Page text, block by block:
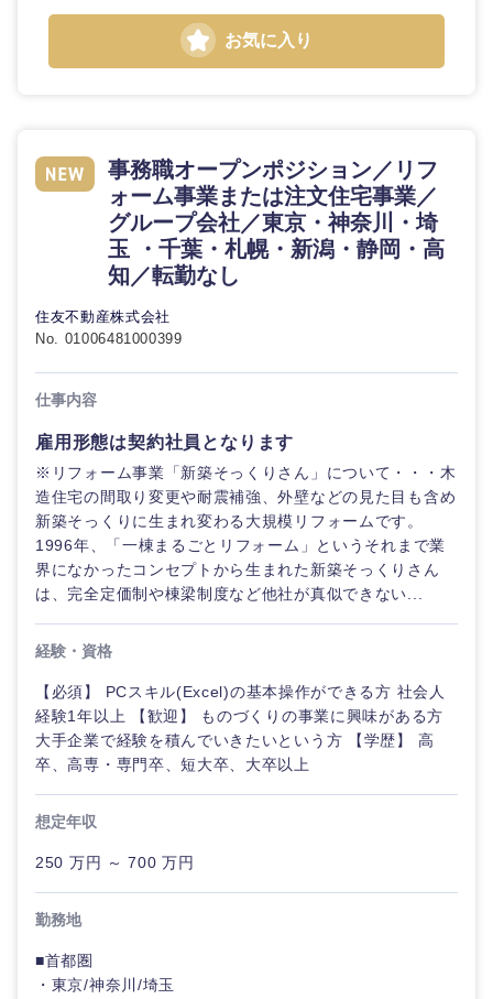
お気に入り
事務職オープンポジション／リフ
ォーム事業または注文住宅事業／
グループ会社／東京・神奈川・埼
玉 ・千葉・札幌・新潟・静岡・高
知／転勤なし
住友不動産株式会社
No. 01006481000399
仕事内容
雇用形態は契約社員となります
※リフォーム事業「新築そっくりさん」について・・・木
造住宅の間取り変更や耐震補強、外壁などの見た目も含め
新築そっくりに生まれ変わる大規模リフォームです。
1996年、「一棟まるごとリフォーム」というそれまで業
界になかったコンセプトから生まれた新築そっくりさん
は、完全定価制や棟梁制度など他社が真似できない...
経験・資格
【必須】 PCスキル(Excel)の基本操作ができる方 社会人
経験1年以上 【歓迎】 ものづくりの事業に興味がある方
大手企業で経験を積んでいきたいという方 【学歴】 高
卒、高専・専門卒、短大卒、大卒以上
想定年収
250 万円 ～ 700 万円
勤務地
■首都圏
・東京/神奈川/埼玉